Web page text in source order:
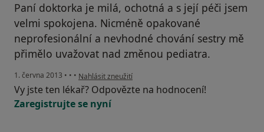
Paní doktorka je milá, ochotná a s její péči jsem
velmi spokojena. Nicméně opakované
neprofesionální a nevhodné chování sestry mě
přimělo uvažovat nad změnou pediatra.
1. června 2013 • • • podle názoru uživatele Váš účet byl odstraněn
Nahlásit zneužití
Vy jste ten lékař? Odpovězte na hodnocení!
Zaregistrujte se nyní